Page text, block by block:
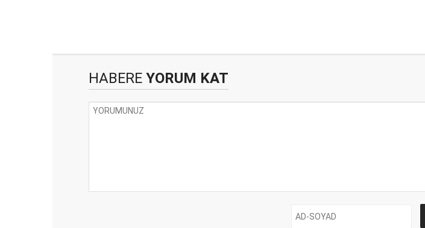
HABERE YORUM KAT